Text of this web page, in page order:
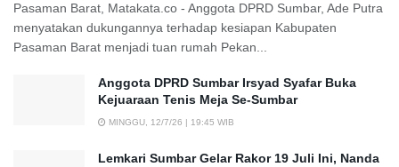
Pasaman Barat, Matakata.co - Anggota DPRD Sumbar, Ade Putra
menyatakan dukungannya terhadap kesiapan Kabupaten
Pasaman Barat menjadi tuan rumah Pekan...
Anggota DPRD Sumbar Irsyad Syafar Buka
Kejuaraan Tenis Meja Se-Sumbar
MINGGU, 12/7/26 | 19:45 WIB
Lemkari Sumbar Gelar Rakor 19 Juli Ini, Nanda